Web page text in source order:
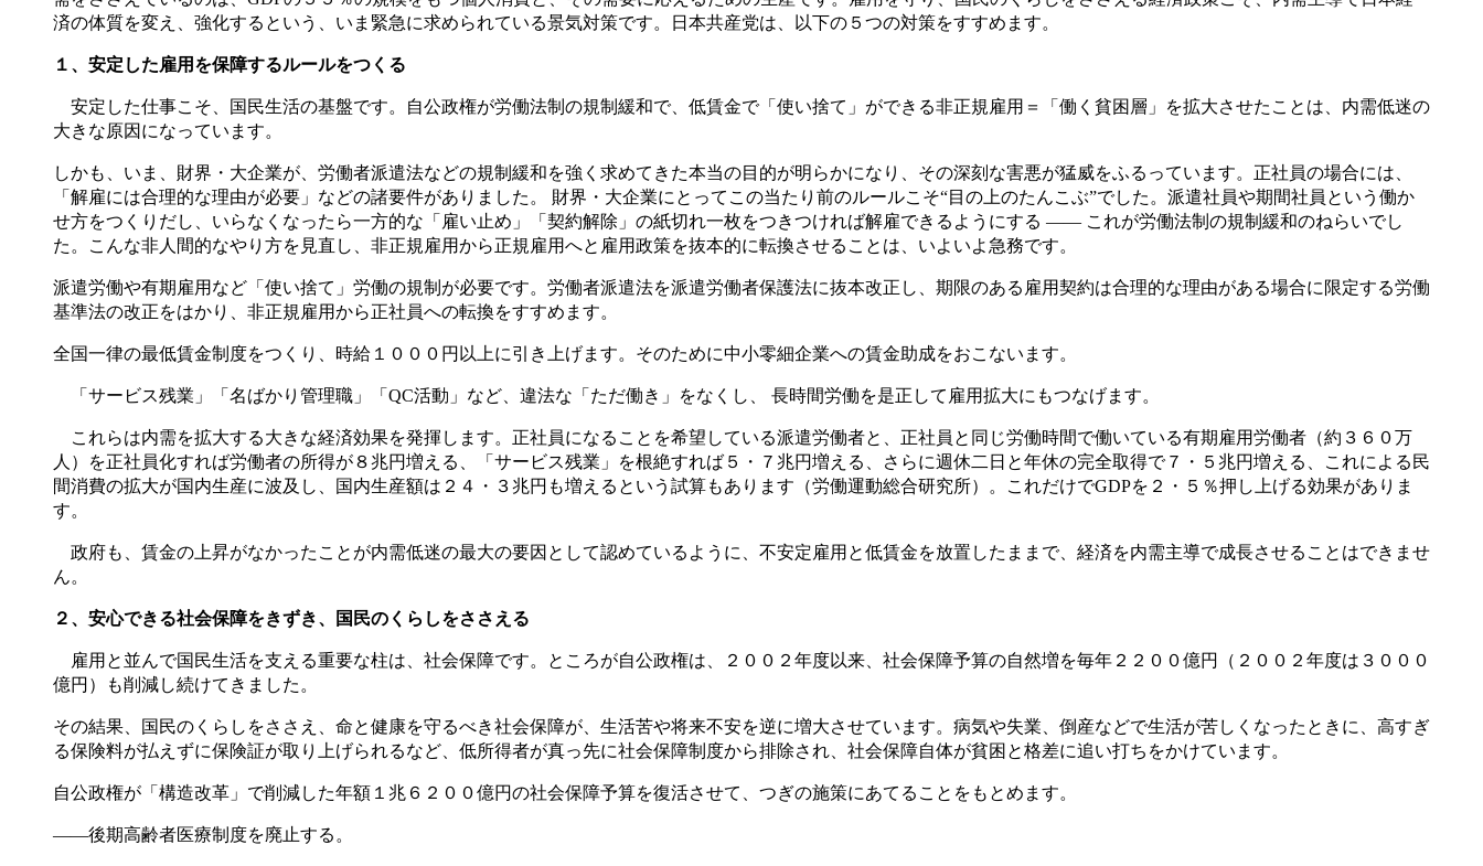
済の体質を変え、強化するという、いま緊急に求められている景気対策です。日本共産党は、以下の５つの対策をすすめます。
１、安定した雇用を保障するルールをつくる
安定した仕事こそ、国民生活の基盤です。自公政権が労働法制の規制緩和で、低賃金で「使い捨て」ができる非正規雇用＝「働く貧困層」を拡大させたことは、内需低迷の
大きな原因になっています。
しかも、いま、財界・大企業が、労働者派遣法などの規制緩和を強く求めてきた本当の目的が明らかになり、その深刻な害悪が猛威をふるっています。正社員の場合には、
「解雇には合理的な理由が必要」などの諸要件がありました。 財界・大企業にとってこの当たり前のルールこそ“目の上のたんこぶ”でした。派遣社員や期間社員という働か
せ方をつくりだし、いらなくなったら一方的な「雇い止め」「契約解除」の紙切れ一枚をつきつければ解雇できるようにする ―― これが労働法制の規制緩和のねらいでし
た。こんな非人間的なやり方を見直し、非正規雇用から正規雇用へと雇用政策を抜本的に転換させることは、いよいよ急務です。
派遣労働や有期雇用など「使い捨て」労働の規制が必要です。労働者派遣法を派遣労働者保護法に抜本改正し、期限のある雇用契約は合理的な理由がある場合に限定する労働
基準法の改正をはかり、非正規雇用から正社員への転換をすすめます。
全国一律の最低賃金制度をつくり、時給１０００円以上に引き上げます。そのために中小零細企業への賃金助成をおこないます。
「サービス残業」「名ばかり管理職」「QC活動」など、違法な「ただ働き」をなくし、 長時間労働を是正して雇用拡大にもつなげます。
これらは内需を拡大する大きな経済効果を発揮します。正社員になることを希望している派遣労働者と、正社員と同じ労働時間で働いている有期雇用労働者（約３６０万
人）を正社員化すれば労働者の所得が８兆円増える、「サービス残業」を根絶すれば５・７兆円増える、さらに週休二日と年休の完全取得で７・５兆円増える、これによる民
間消費の拡大が国内生産に波及し、国内生産額は２４・３兆円も増えるという試算もあります（労働運動総合研究所）。これだけでGDPを２・５％押し上げる効果がありま
す。
政府も、賃金の上昇がなかったことが内需低迷の最大の要因として認めているように、不安定雇用と低賃金を放置したままで、経済を内需主導で成長させることはできませ
ん。
２、安心できる社会保障をきずき、国民のくらしをささえる
雇用と並んで国民生活を支える重要な柱は、社会保障です。ところが自公政権は、２００２年度以来、社会保障予算の自然増を毎年２２００億円（２００２年度は３０００
億円）も削減し続けてきました。
その結果、国民のくらしをささえ、命と健康を守るべき社会保障が、生活苦や将来不安を逆に増大させています。病気や失業、倒産などで生活が苦しくなったときに、高すぎ
る保険料が払えずに保険証が取り上げられるなど、低所得者が真っ先に社会保障制度から排除され、社会保障自体が貧困と格差に追い打ちをかけています。
自公政権が「構造改革」で削減した年額１兆６２００億円の社会保障予算を復活させて、つぎの施策にあてることをもとめます。
――後期高齢者医療制度を廃止する。